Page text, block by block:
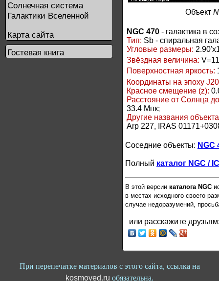
Солнечная система
Галактики Вселенной
Карта сайта
Гостевая книга
Объект
NGC 470 - галактика в
Тип: Sb - спиральная
Угловые размеры:
Звёздная величина:
Поверхностная яркость:
Координаты на эпоху
Красное смещение (z):
Расстояние от Солнца
33.4 Мпк;
Другие названия
Arp 227, IRAS
Соседние объекты: NGC
Полный каталог NGC / IC
В этой версии каталога NGC
в местах исходного своего
случае недоразумений,
или расскажите
При перепечатке материалов с этого сайта, ссылка на
kosmoved.ru обязательна.